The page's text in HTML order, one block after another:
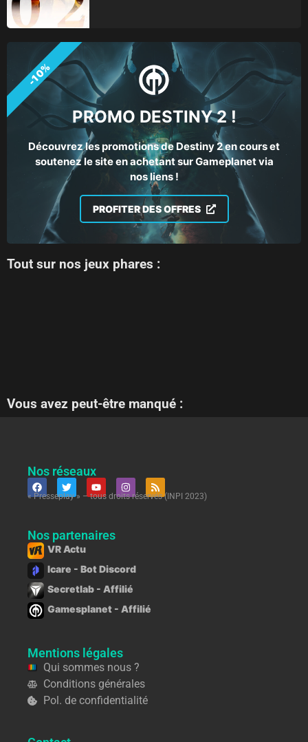
PROMO DESTINY 2 !
Découvrez les promotions de Destiny 2 en cours et
soutenez le site en achetant sur Gameplanet via
nos liens !
PROFITER DES OFFRES
-10%
Tout sur nos jeux phares :
Vous avez peut-être manqué :
Nos réseaux
« Presseplay » – tous droits réservés (INPI 2023)
Nos partenaires
VR Actu
Icare - Bot Discord
Secretlab - Affilié
Gamesplanet - Affilié
Mentions légales
Qui sommes nous ?
Conditions générales
Pol. de confidentialité